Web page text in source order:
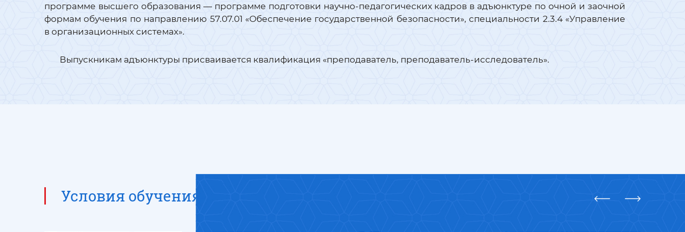
программе высшего образования — программе подготовки научно-педагогических кадров в адъюнктуре по очной и заочной
формам обучения по направлению 57.07.01 «Обеспечение государственной безопасности», специальности 2.3.4 «Управление
в организационных системах».
Выпускникам адъюнктуры присваивается квалификация «преподаватель, преподаватель-исследователь».
Условия обучения